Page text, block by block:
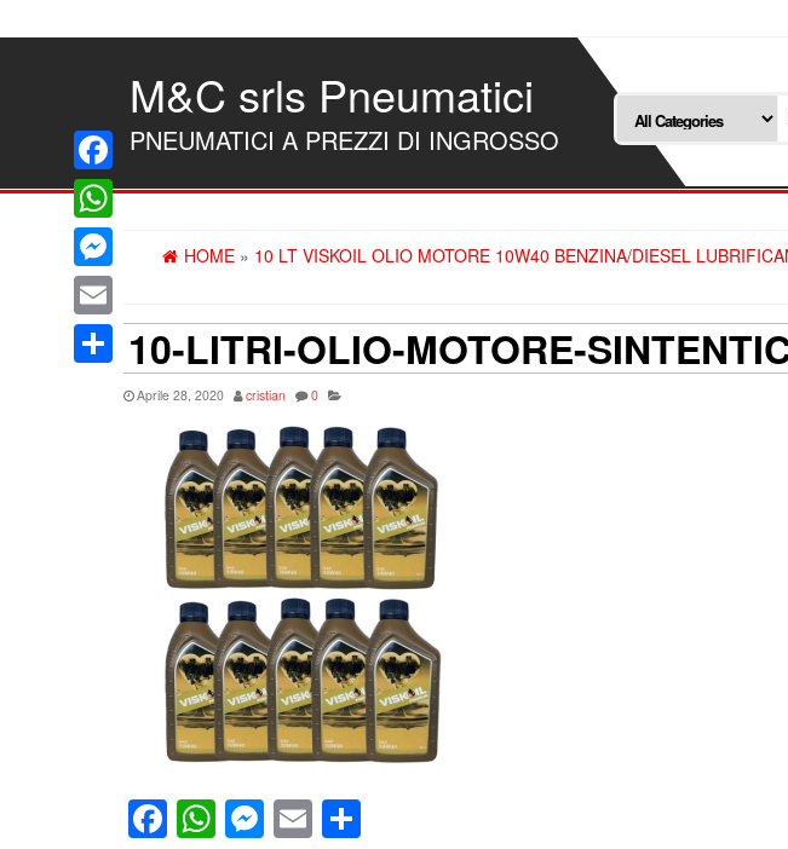
to
M&C srls Pneumatici
PNEUMATICI A PREZZI DI INGROSSO
HOME » 10 LT VISKOIL OLIO MOTORE 10W40 BENZINA/DIESEL
10-LITRI-OLIO-MOTORE-
Aprile 28, 2020 cristian 0
Facebook
WhatsApp
Messenger
Email
Facebook
WhatsApp
Messenger
Email